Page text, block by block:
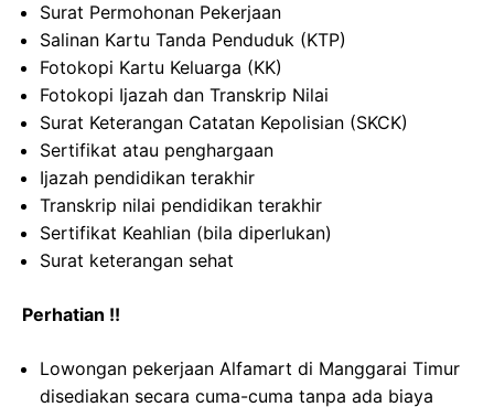
Surat Permohonan Pekerjaan
Salinan Kartu Tanda Penduduk (KTP)
Fotokopi Kartu Keluarga (KK)
Fotokopi Ijazah dan Transkrip Nilai
Surat Keterangan Catatan Kepolisian (SKCK)
Sertifikat atau penghargaan
Ijazah pendidikan terakhir
Transkrip nilai pendidikan terakhir
Sertifikat Keahlian (bila diperlukan)
Surat keterangan sehat
Perhatian !!
Lowongan pekerjaan Alfamart di Manggarai Timur
disediakan secara cuma-cuma tanpa ada biaya